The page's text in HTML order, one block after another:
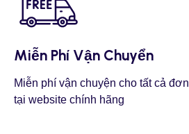
Miễn Phí Vận Chuyển
Miễn phí vận chuyện cho tất cả
tại website chính hãng